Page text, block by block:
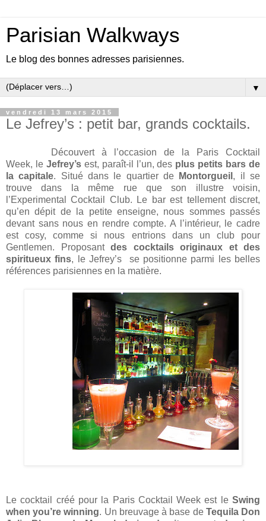
Parisian Walkways
Le blog des bonnes adresses parisiennes.
▼
vendredi 13 mars 2015
Le Jefrey’s : petit bar, grands cocktails.
Découvert à l’occasion de la Paris Cocktail
Week, le Jefrey’sest, paraît-il l’un, des plus petits bars de
la capitale. Situé dans le quartier de Montorgueil , il se
trouve dans la même rue que son illustre voisin,
l’Experimental Cocktail Club. Le bar est tellement discret,
qu’en dépit de la petite enseigne, nous sommes passés
devant sans nous en rendre compte. A l’intérieur, le cadre
est cosy, comme si nous entrions dans un club pour
Gentlemen. Proposant des
cocktails originaux et des
spiritueux fins, le Jefrey’s se positionne parmi les belles
références parisiennes en la matière.
Le cocktail créé pour la Paris Cocktail Week est le Swing
when you’re winning. Un breuvage à base de Tequila Don